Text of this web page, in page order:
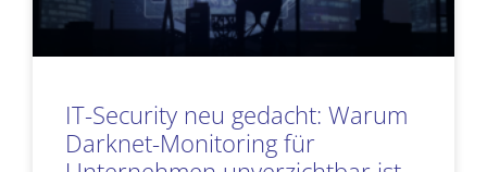
IT-Security neu gedacht: Warum
Darknet-Monitoring für